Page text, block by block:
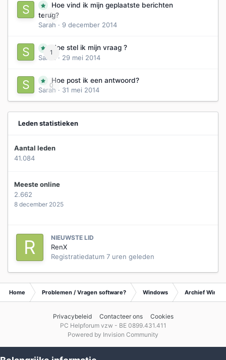
0
Hoe vind ik mijn geplaatste berichten
terug?
Sarah · 9 december 2014
1
Hoe stel ik mijn vraag ?
Sarah
· 29 mei 2014
0
Hoe post ik een antwoord?
Sarah · 31 mei 2014
Leden statistieken
Aantal leden
41.084
Meeste online
2.662
8 december 2025
NIEUWSTE LID
RenX
Registratiedatum 7 uren geleden
Home Problemen / Vragen software? Windows Archief
Privacybeleid Contacteer ons
Cookies
PC Helpforum vzw - BE 0899.431.411
Powered by Invision Community